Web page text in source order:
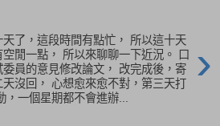
›
了，這段時間有點忙， 所以這十天
閒一點， 所以來聊聊一下近況。 口
員的意見修改論文， 改完成後，寄
沒回， 心想愈來愈不對，第三天打
一個星期都不會進辦...